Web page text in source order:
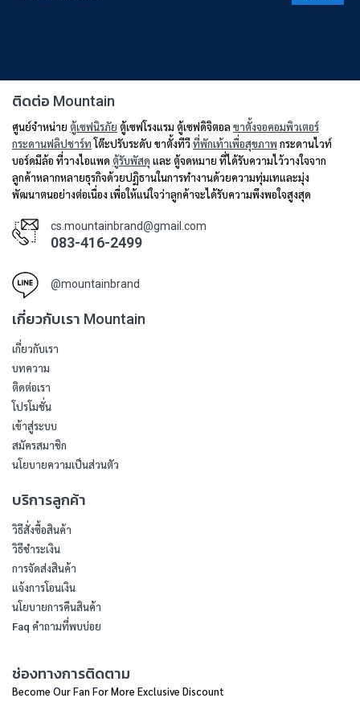
ติดต่อ Mountain
ศูนย์จำหน่าย ตู้เซฟนิรภัย ตู้เซฟโรงแรม ตู้เซฟดิจิตอล ขาตั้งจอคอมพิวเตอร์
กระดานฟลิปชาร์ทโต๊ะปรับระดับ ขาตั้งทีวี ที่พักเท้าเพื่อสุขภาพ กระดานไวท์
บอร์ดมีล้อ ที่วางไอแพด ตู้รับพัสดุ และ ตู้จดหมาย ที่ได้รับความไว้วางใจจาก
ลูกค้าหลากหลายธุรกิจด้วยปฏิธานในการทำงานด้วยความทุ่มเทและมุ่ง
พัฒนาตนอย่างต่อเนื่อง เพื่อให้แน่ใจว่าลูกค้าจะได้รับความพึงพอใจสูงสุด
cs.mountainbrand@gmail.com
083-416-2499
@mountainbrand
เกี่ยวกับเรา Mountain
เกี่ยวกับเรา
บทความ
ติดต่อเรา
โปรโมชั่น
เข้าสู่ระบบ
สมัครสมาชิก
นโยบายความเป็นส่วนตัว
บริการลูกค้า
วิธีสั่งซื้อสินค้า
วิธีชำระเงิน
การจัดส่งสินค้า
แจ้งการโอนเงิน
นโยบายการคืนสินค้า
Faq คำถามที่พบบ่อย
ช่องทางการติดตาม
Become Our Fan For More Exclusive Discount